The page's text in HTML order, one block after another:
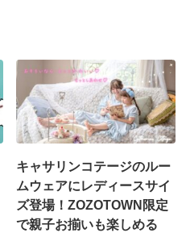
キャサリンコテージのルー
ムウェアにレディースサイ
ズ登場！ZOZOTOWN限定
で親子お揃いも楽しめる